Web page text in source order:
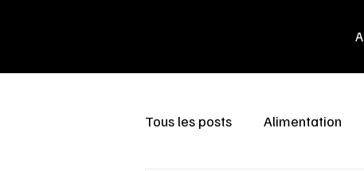
Tous les posts Alimentation